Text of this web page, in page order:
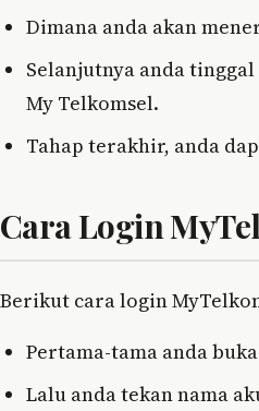
Dimana anda akan
Selanjutnya anda
My Telkomsel.
Tahap terakhir, anda
Cara Login
Berikut cara login
Pertama-tama anda
Lalu anda tekan nama